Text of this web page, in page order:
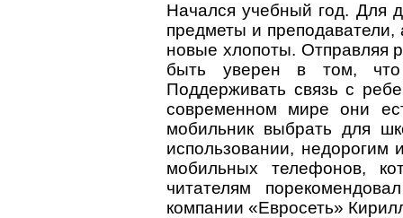
Начался учебный год. Для
предметы и
новые хлопоты. Отправляя
быть уверен в том,
Поддерживать связь с
современном мире они
мобильник выбрать для
использовании, недорогим
мобильных телефонов,
читателям
компании «Евросеть»